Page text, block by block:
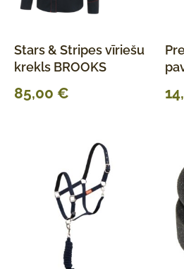
Stars & Stripes vīriešu
krekls BROOKS
85,00 €